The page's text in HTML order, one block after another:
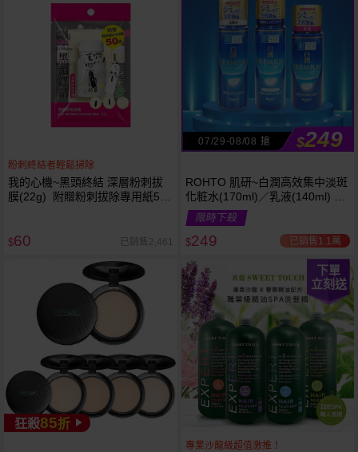
粉刺終結者輕鬆掃除
我的心機~黑頭終結 深層粉刺拔
膜(22g) 附贈粉刺拔除專用紙50
$60 已銷售2,461
07/29-08/08 搶 $249
ROHTO 肌研~白潤高效集中淡斑
化粧水(170ml)／乳液(140ml) 款
式可選
限時下殺
$249 已銷售1.1萬
狂殺85折
下單
立刻送
專業沙龍級超值激推！